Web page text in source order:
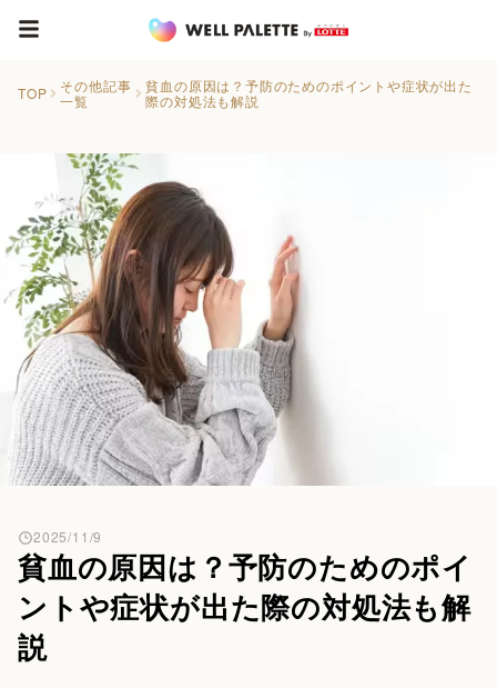
TOP
その他記事
一覧
貧血の原因は？予防のためのポイントや症状が出た
際の対処法も解説
貧血の原因は？予防のためのポイ
ントや症状が出た際の対処法も解
説
2025/11/9